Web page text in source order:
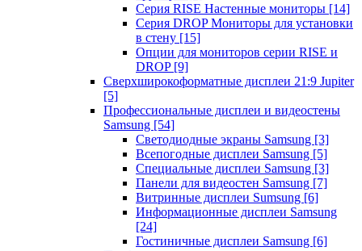
Серия RISE Настенные мониторы [14]
Серия DROP Мониторы для установки
в стену [15]
Опции для мониторов серии RISE и
DROP [9]
Сверхширокоформатные дисплеи 21:9 Jupiter
[5]
Профессиональные дисплеи и видеостены
Samsung [54]
Светодиодные экраны Samsung [3]
Всепогодные дисплеи Samsung [5]
Специальные дисплеи Samsung [3]
Панели для видеостен Samsung [7]
Витринные дисплеи Sumsung [6]
Информационные дисплеи Samsung
[24]
Гостиничные дисплеи Samsung [6]